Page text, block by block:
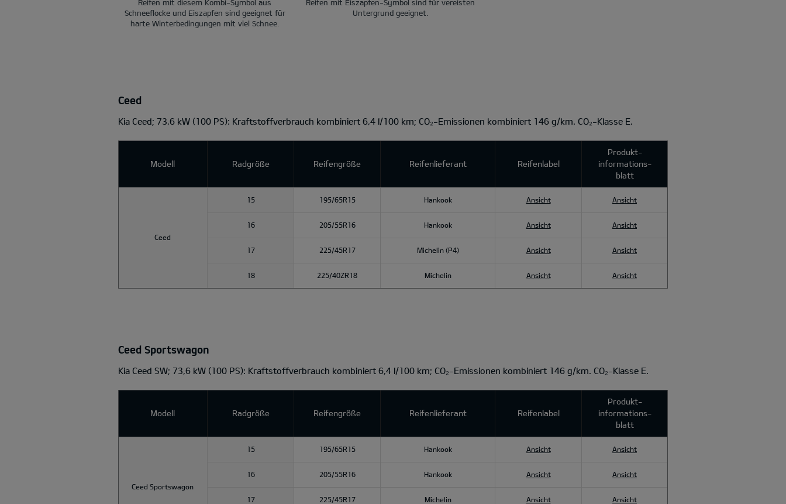
Reifen mit diesem Kombi-Symbol aus
Schneeflocke und Eiszapfen sind geeignet für
harte Winterbedingungen mit viel Schnee.
Reifen mit Eiszapfen-Symbol sind für vereisten
Untergrund geeignet.
Ceed
Kia Ceed; 73,6 kW (100 PS): Kraftstoffverbrauch kombiniert 6,4 l/100 km; CO₂-Emissionen kombiniert 146 g/km. CO₂-Klasse E.
Modell Radgröße Reifengröße Reifenlieferant Reifenlabel
Produkt­
informations­
blatt
Ceed
15 195/65R15 Hankook Ansicht Ansicht
16 205/55R16 Hankook Ansicht Ansicht
17 225/45R17 Michelin (P4) Ansicht Ansicht
18 225/40ZR18 Michelin Ansicht Ansicht
Ceed Sportswagon
Kia Ceed SW; 73,6 kW (100 PS): Kraftstoffverbrauch kombiniert 6,4 l/100 km; CO₂-Emissionen kombiniert 146 g/km. CO₂-Klasse E.
Modell Radgröße Reifengröße Reifenlieferant Reifenlabel
Produkt­
informations­
blatt
Ceed Sportswagon
15 195/65R15 Hankook Ansicht Ansicht
16 205/55R16 Hankook Ansicht Ansicht
17 225/45R17 Michelin Ansicht Ansicht